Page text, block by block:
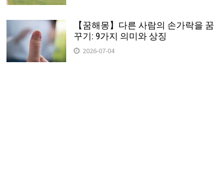
【꿈해몽】다른 사람의 손가락을 꿈
꾸기: 9가지 의미와 상징
2026-07-04